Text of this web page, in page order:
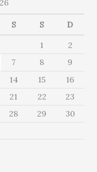
S S D
1
2
7 8
9
14 15
16
21 22
23
28 29
30